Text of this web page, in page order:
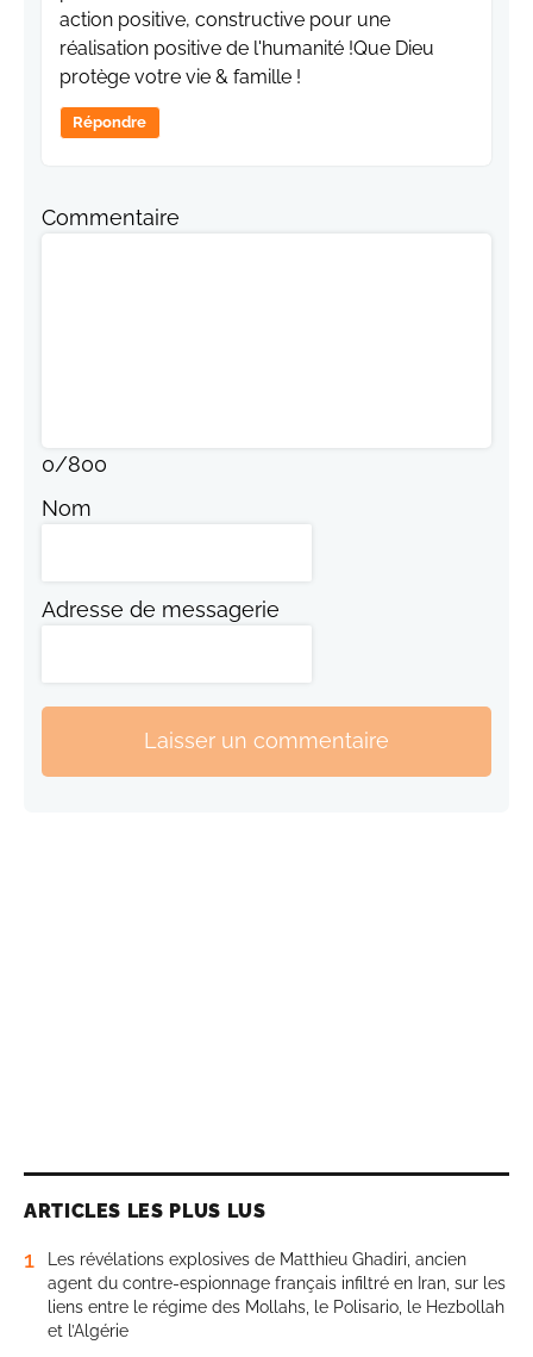
action positive, constructive pour une
réalisation positive de l'humanité !Que Dieu
protège votre vie & famille !
Répondre
Commentaire
0/800
Nom
Adresse de messagerie
Laisser un commentaire
ARTICLES LES PLUS LUS
1
Les révélations explosives de Matthieu Ghadiri, ancien
agent du contre-espionnage français infiltré en Iran, sur les
liens entre le régime des Mollahs, le Polisario, le Hezbollah
et l’Algérie